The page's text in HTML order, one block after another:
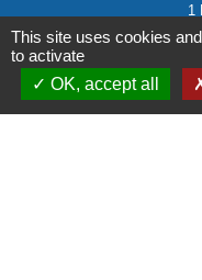
1
81500
This site uses cookies
to activate
OK, accept all